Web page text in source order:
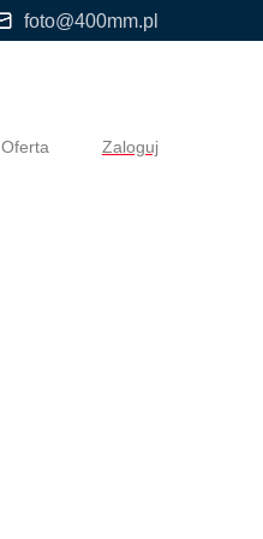
foto@400mm.pl
Oferta Zaloguj